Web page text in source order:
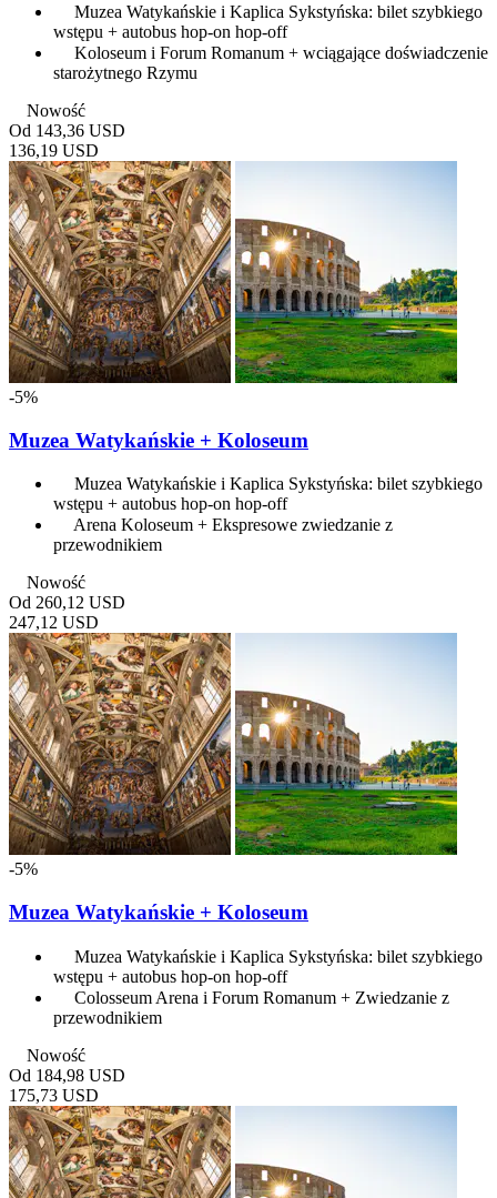
Muzea Watykańskie i Kaplica Sykstyńska: bilet szybkiego
wstępu + autobus hop-on hop-off
Koloseum i Forum Romanum + wciągające doświadczenie
starożytnego Rzymu
Nowość
Od 143,36 USD
136,19 USD
-5%
Muzea Watykańskie + Koloseum
Muzea Watykańskie i Kaplica Sykstyńska: bilet szybkiego
wstępu + autobus hop-on hop-off
Arena Koloseum + Ekspresowe zwiedzanie z
przewodnikiem
Nowość
Od 260,12 USD
247,12 USD
-5%
Muzea Watykańskie + Koloseum
Muzea Watykańskie i Kaplica Sykstyńska: bilet szybkiego
wstępu + autobus hop-on hop-off
Colosseum Arena i Forum Romanum + Zwiedzanie z
przewodnikiem
Nowość
Od 184,98 USD
175,73 USD